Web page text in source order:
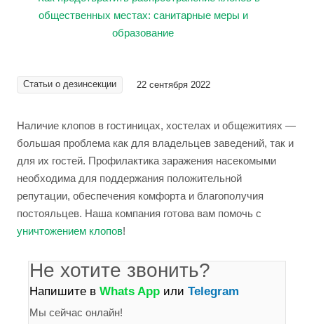
Статьи о дезинсекции 22 сентября 2022
Наличие клопов в гостиницах, хостелах и общежитиях —
большая проблема как для владельцев заведений, так и
для их гостей. Профилактика заражения насекомыми
необходима для поддержания положительной
репутации, обеспечения комфорта и благополучия
постояльцев. Наша компания готова вам помочь с
уничтожением клопов!
Не хотите звонить?
Напишите в Whats App или Telegram
Мы сейчас онлайн!